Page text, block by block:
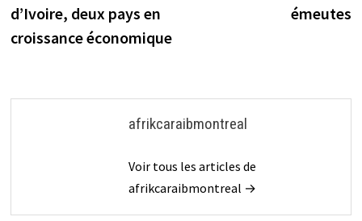
d’Ivoire, deux pays en
croissance économique
émeutes
afrikcaraibmontreal
Voir tous les articles de
afrikcaraibmontreal →